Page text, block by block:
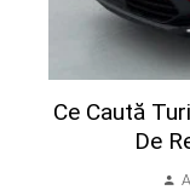
Ce Caută
De